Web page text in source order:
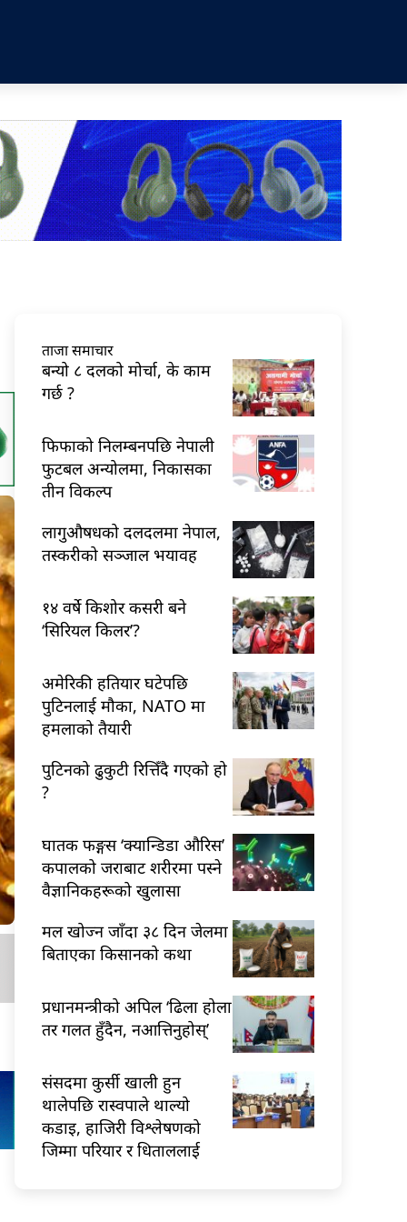
ताजा समाचार
बन्यो ८ दलको मोर्चा, के काम
गर्छ ?
फिफाको निलम्बनपछि नेपाली
फुटबल अन्योलमा, निकासका
तीन विकल्प
लागुऔषधको दलदलमा नेपाल,
तस्करीको सञ्जाल भयावह
१४ वर्षे किशोर कसरी बने
‘सिरियल किलर’?
अमेरिकी हतियार घटेपछि
पुटिनलाई मौका, NATO मा
हमलाको तैयारी
पुटिनको ढुकुटी रित्तिँदै गएको हो
?
घातक फङ्गस ‘क्यान्डिडा औरिस’
कपालको जराबाट शरीरमा पस्ने
वैज्ञानिकहरूको खुलासा
मल खोज्न जाँदा ३८ दिन जेलमा
बिताएका किसानको कथा
प्रधानमन्त्रीको अपिल ‘ढिला होला
तर गलत हुँदैन, नआत्तिनुहोस्’
संसदमा कुर्सी खाली हुन
थालेपछि रास्वपाले थाल्यो
कडाइ, हाजिरी विश्लेषणको
जिम्मा परियार र धिताललाई